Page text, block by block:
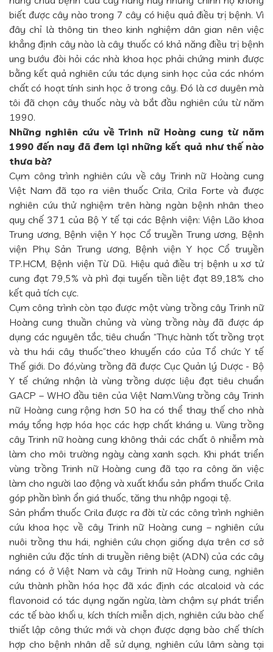
biết được cây nào trong 7 cây có hiệu quả điều trị bệnh. Vì
đây chỉ là thông tin theo kinh nghiệm dân gian nên việc
khẳng định cây nào là cây thuốc có khả năng điều trị bệnh
ung bướu đòi hỏi các nhà khoa học phải chứng minh được
bằng kết quả nghiên cứu tác dụng sinh học của các nhóm
chất có hoạt tính sinh học ở trong cây. Đó là cơ duyên mà
tôi đã chọn cây thuốc này và bắt đầu nghiên cứu từ năm
1990.
Những nghiên cứu về Trinh nữ Hoàng cung từ năm
1990 đến nay đã đem lại những kết quả như thế nào
thưa bà?
Cụm công trình nghiên cứu về cây Trinh nữ Hoàng cung
Việt Nam đã tạo ra viên thuốc Crila, Crila Forte và được
nghiên cứu thử nghiệm trên hàng ngàn bệnh nhân theo
quy chế 371 của Bộ Y tế tại các Bệnh viện: Viện Lão khoa
Trung ương, Bệnh viện Y học Cổ truyền Trung ương, Bệnh
viện Phụ Sản Trung ương, Bệnh viện Y học Cổ truyền
TP.HCM, Bệnh viện Từ Dũ. Hiệu quả điều trị bệnh u xơ tử
cung đạt 79,5% và phì đại tuyến tiền liệt đạt 89,18% cho
kết quả tích cực.
Cụm công trình còn tạo được một vùng trồng cây Trinh nữ
Hoàng cung thuần chủng và vùng trồng này đã được áp
dụng các nguyên tắc, tiêu chuẩn “Thực hành tốt trồng trọt
và thu hái cây thuốc”theo khuyến cáo của Tổ chức Y tế
Thế giới. Do đó,vùng trồng đã được Cục Quản lý Dược - Bộ
Y tế chứng nhận là vùng trồng dược liệu đạt tiêu chuẩn
GACP – WHO đầu tiên của Việt Nam.Vùng trồng cây Trinh
nữ Hoàng cung rộng hơn 50 ha có thể thay thế cho nhà
máy tổng hợp hóa học các hợp chất kháng u. Vùng trồng
cây Trinh nữ hoàng cung không thải các chất ô nhiễm mà
làm cho môi trường ngày càng xanh sạch. Khi phát triển
vùng trồng Trinh nữ Hoàng cung đã tạo ra công ăn việc
làm cho người lao động và xuất khẩu sản phẩm thuốc Crila
góp phần bình ổn giá thuốc, tăng thu nhập ngoại tệ.
Sản phẩm thuốc Crila được ra đời từ các công trình nghiên
cứu khoa học về cây Trinh nữ Hoàng cung – nghiên cứu
nuôi trồng thu hái, nghiên cứu chọn giống dựa trên cơ sở
nghiên cứu đặc tính di truyền riêng biệt (ADN) của các cây
náng có ở Việt Nam và cây Trinh nữ Hoàng cung, nghiên
cứu thành phần hóa học đã xác định các alcaloid và các
flavonoid có tác dụng ngăn ngừa, làm chậm sự phát triển
các tế bào khối u, kích thích miễn dịch, nghiên cứu bào chế
thiết lập công thức mới và chọn được dạng bào chế thích
hợp cho bệnh nhân dễ sử dụng, nghiên cứu lâm sàng tại